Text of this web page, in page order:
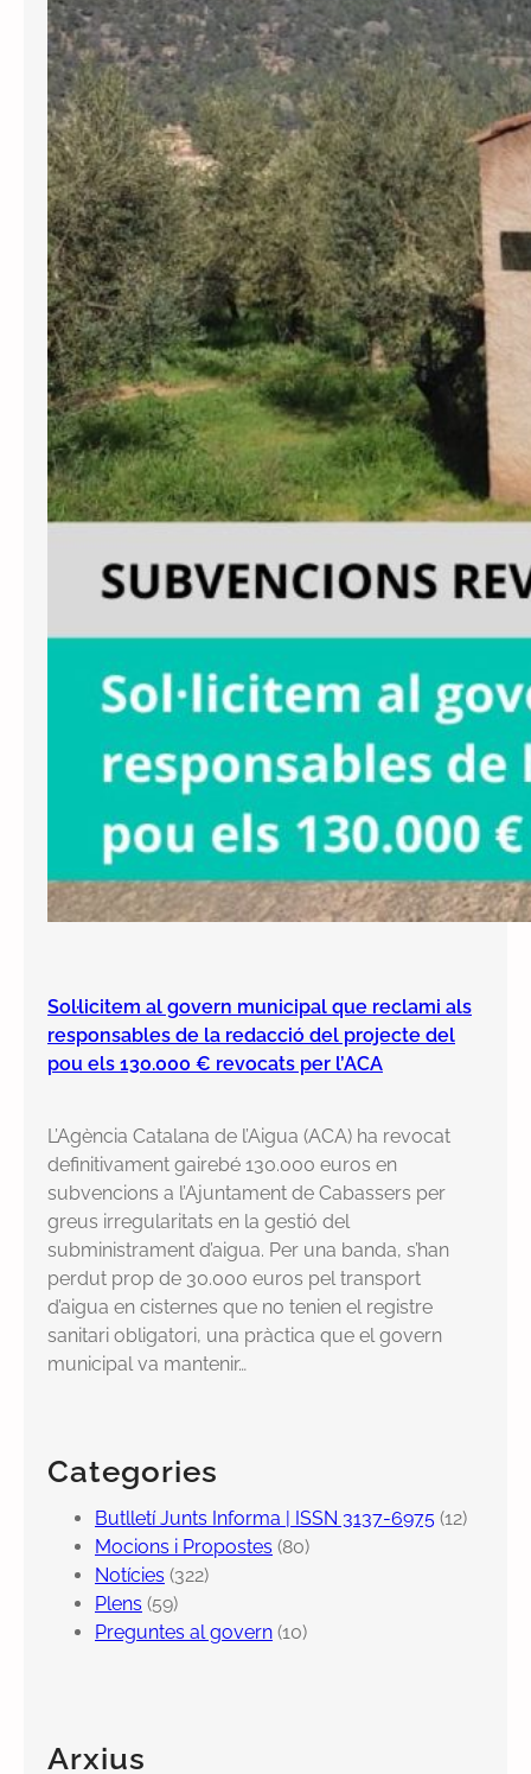
Sol·licitem al govern municipal que reclami als
responsables de la redacció del projecte del
pou els 130.000 € revocats per l’ACA
L’Agència Catalana de l’Aigua (ACA) ha revocat
definitivament gairebé 130.000 euros en
subvencions a l’Ajuntament de Cabassers per
greus irregularitats en la gestió del
subministrament d’aigua. Per una banda, s’han
perdut prop de 30.000 euros pel transport
d’aigua en cisternes que no tenien el registre
sanitari obligatori, una pràctica que el govern
municipal va mantenir…
Categories
Butlletí Junts Informa | ISSN 3137-6975 (12)
Mocions i Propostes (80)
Notícies (322)
Plens (59)
Preguntes al govern (10)
Arxius